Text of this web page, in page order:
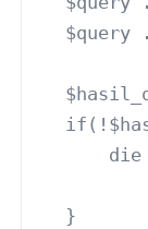
$query
die
  }